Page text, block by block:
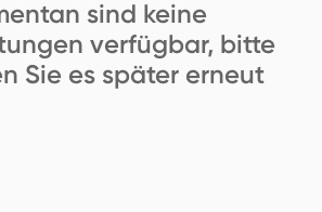
sind keine
verfügbar, bitte
Sie es später erneut